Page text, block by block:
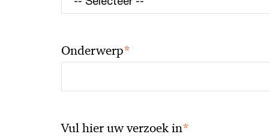
Onderwerp*
Vul hier uw verzoek in*